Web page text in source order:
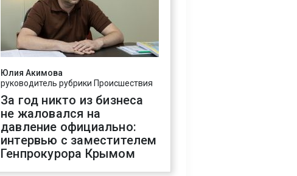
Юлия Акимова
руководитель рубрики Происшествия
За год никто из бизнеса
не жаловался на
давление официально:
интервью с заместителем
Генпрокурора Крымом